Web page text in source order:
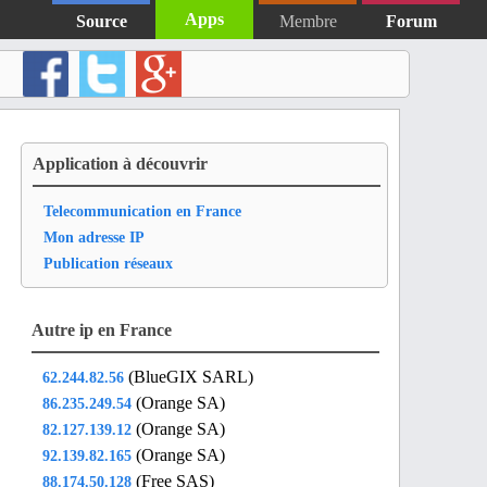
Source Apps Membre Forum
Application à découvrir
Telecommunication en France
Mon adresse IP
Publication réseaux
Autre ip en France
62.244.82.56 (BlueGIX SARL)
86.235.249.54 (Orange SA)
82.127.139.12 (Orange SA)
92.139.82.165 (Orange SA)
88.174.50.128 (Free SAS)